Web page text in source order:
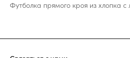
Футболка прямого кроя из хлопка с